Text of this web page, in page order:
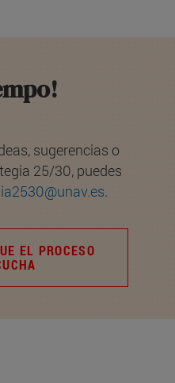
sugerencias o
25/30, puedes
.
EL PROCESO